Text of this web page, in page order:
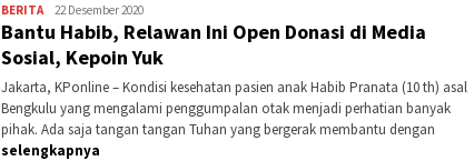
BERITAKontributor
DKI
22 Desember 2020
Bantu Habib, Relawan Ini Open Donasi di Media
Sosial, Kepoin Yuk
Jakarta, KPonline – Kondisi kesehatan pasien anak Habib Pranata (10 th) asal
Bengkulu yang mengalami penggumpalan otak menjadi perhatian banyak
pihak. Ada saja tangan tangan Tuhan yang bergerak membantu dengan
selengkapnya